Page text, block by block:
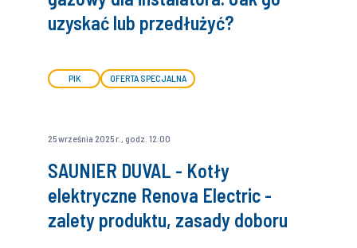
uzyskać lub przedłużyć?
PIK OFERTA SPECJALNA
25 września 2025 r., godz. 12:00
SAUNIER DUVAL - Kotły
elektryczne Renova Electric -
zalety produktu, zasady doboru